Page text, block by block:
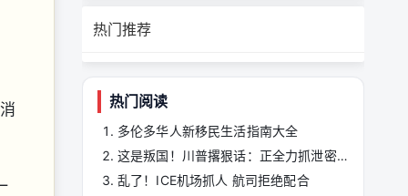
热门推荐
热门阅读
多伦多华人新移民生活指南大全
这是叛国！川普撂狠话：正全力抓泄密者
乱了！ICE机场抓人 航司拒绝配合